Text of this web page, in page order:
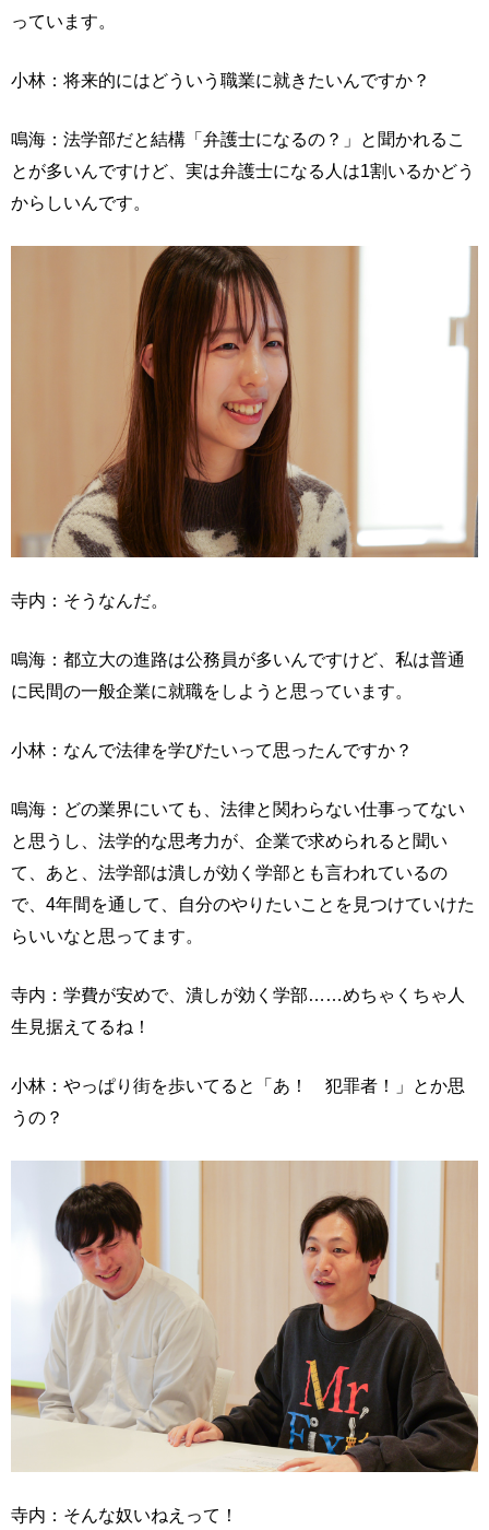
っています。
小林：将来的にはどういう職業に就きたいんですか？
鳴海：法学部だと結構「弁護士になるの？」と聞かれるこ
とが多いんですけど、実は弁護士になる人は1割いるかどう
からしいんです。
寺内：そうなんだ。
鳴海：都立大の進路は公務員が多いんですけど、私は普通
に民間の一般企業に就職をしようと思っています。
小林：なんで法律を学びたいって思ったんですか？
鳴海：どの業界にいても、法律と関わらない仕事ってない
と思うし、法学的な思考力が、企業で求められると聞い
て、あと、法学部は潰しが効く学部とも言われているの
で、4年間を通して、自分のやりたいことを見つけていけた
らいいなと思ってます。
寺内：学費が安めで、潰しが効く学部……めちゃくちゃ人
生見据えてるね！
小林：やっぱり街を歩いてると「あ！ 犯罪者！」とか思
うの？
寺内：そんな奴いねえって！